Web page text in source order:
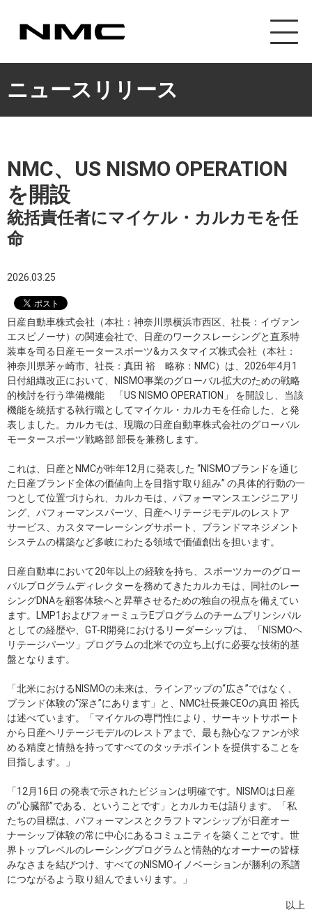
ニュースリリース
NMC、US NISMO OPERATION
を開設
統括責任者にマイケル・カルカモを任
命
2026.03.25
日産自動車株式会社（本社：神奈川県横浜市西区、社長：イヴァン
エスピノーサ）の関連会社で、日産のワークスレーシングと直系特
装車を司る日産モータースポーツ&カスタマイズ株式会社（本社：
神奈川県茅ヶ崎市、社長：真田 裕 略称：NMC）は、2026年4月1
日付組織改正において、NISMO事業のグローバル拡大のための戦略
的検討を行う準備機能 「US NISMO OPERATION」 を開設し、当該
機能を統括する執行職としてマイケル・カルカモを任命した、と発
表しました。カルカモは、現職の日産自動車株式会社のグローバル
モータースポーツ戦略部 部長を兼務します。
これは、日産とNMCが昨年12月に発表した “NISMOブランドを通じ
た日産ブランド全体の価値向上を目指す取り組み” の具体的行動の一
つとして位置づけられ、カルカモは、パフォーマンスエンジニアリ
ング、パフォーマンスパーツ、日産ヘリテージモデルのレストア
サービス、カスタマーレーシングサポート、ブランドマネジメント
システムの構築など多岐にわたる領域で価値創出を担います。
日産自動車において20年以上の経験を持ち、スポーツカーのグロー
バルプログラムディレクターを務めてきたカルカモは、同社のレー
シングDNAを顧客体験へと昇華させるための独自の視点を備えてい
ます。LMP1およびフォーミュラEプログラムのチームプリンシパル
としての経歴や、GT-R開発におけるリーダーシップは、「NISMOヘ
リテージパーツ」プログラムの北米での立ち上げに必要な技術的基
盤となります。
「北米におけるNISMOの未来は、ラインアップの“広さ”ではなく、
ブランド体験の“深さ”にあります」と、NMC社長兼CEOの真田 裕氏
は述べています。「マイケルの専門性により、サーキットサポート
から日産ヘリテージモデルのレストアまで、最も熱心なファンが求
める精度と情熱を持ってすべてのタッチポイントを提供することを
目指します。」
「12月16日 の発表で示されたビジョンは明確です。NISMOは日産
の“心臓部”である、ということです」とカルカモは語ります。「私
たちの目標は、パフォーマンスとクラフトマンシップが日産オー
ナーシップ体験の常に中心にあるコミュニティを築くことです。世
界トップレベルのレーシングプログラムと情熱的なオーナーの皆様
みなさまを結びつけ、すべてのNISMOイノベーションが勝利の系譜
につながるよう取り組んでまいります。」
以上